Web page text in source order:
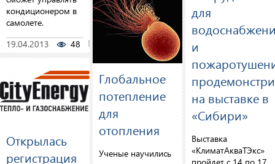
кондиционером в
самолете.
19.04.2013
48
Открылась
регистрация
Глобальное
потепление
для
отопления
Ученые научились
для
и
на выставке в
«Сибири»
Выставка
«КлиматАкваТЭкс»